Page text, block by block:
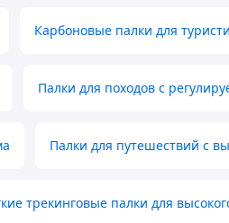
Карбоновые палки для
Палки для походов с
Палки для путешествий с
трекинговые палки для